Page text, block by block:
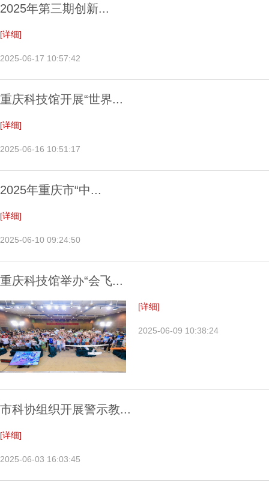
2025年第三期创新...
[详细]
2025-06-17 10:57:42
重庆科技馆开展“世界...
[详细]
2025-06-16 10:51:17
2025年重庆市“中...
[详细]
2025-06-10 09:24:50
重庆科技馆举办“会飞...
[详细]
2025-06-09 10:38:24
市科协组织开展警示教...
[详细]
2025-06-03 16:03:45